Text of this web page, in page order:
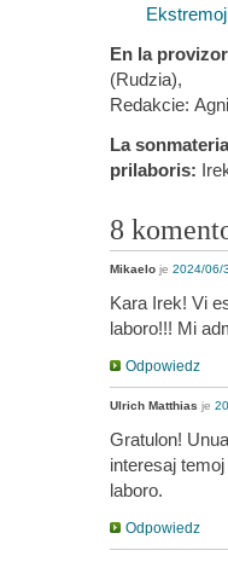
En la
(Rudzia),
Redakcie:
La
prilaboris:
8
Mikaelo je 2024/06/
Kara Irek! Vi
laboro!!! Mi
Odpowiedz
Ulrich Matthias je
Gratulon!
interesaj
laboro.
Odpowiedz